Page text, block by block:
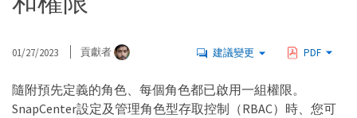
01/27/2023 貢獻者 建議變更 PDF
隨附預先定義的角色、每個角色都已啟用一組權限。
SnapCenter設定及管理角色型存取控制（RBAC）時、您可